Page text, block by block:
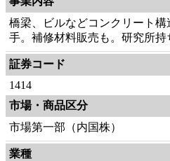
橋梁、ビルなどコンクリート
手。補修材料販売も。研究所持
証券コード
1414
市場・商品区分
市場第一部（内国株）
業種